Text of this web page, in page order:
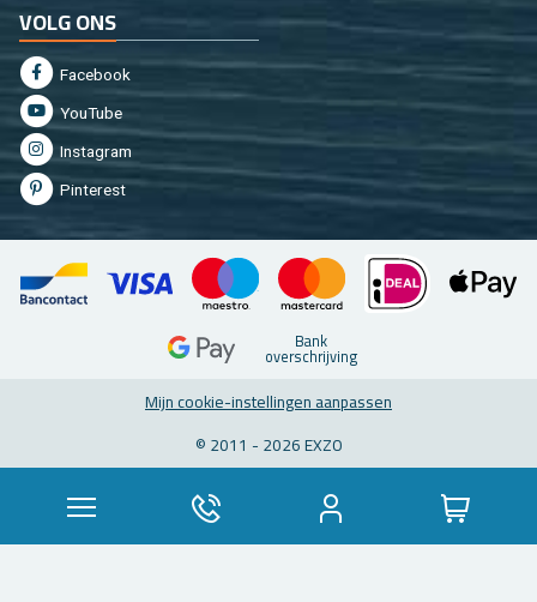
VOLG ONS
Fa­cebook
You­Tu­be
In­st­agram
Pin­te­rest
Bank
over­schrij­ving
Mijn coo­kie-in­stel­lin­gen aan­pas­sen
© 2011 - 2026 EXZO